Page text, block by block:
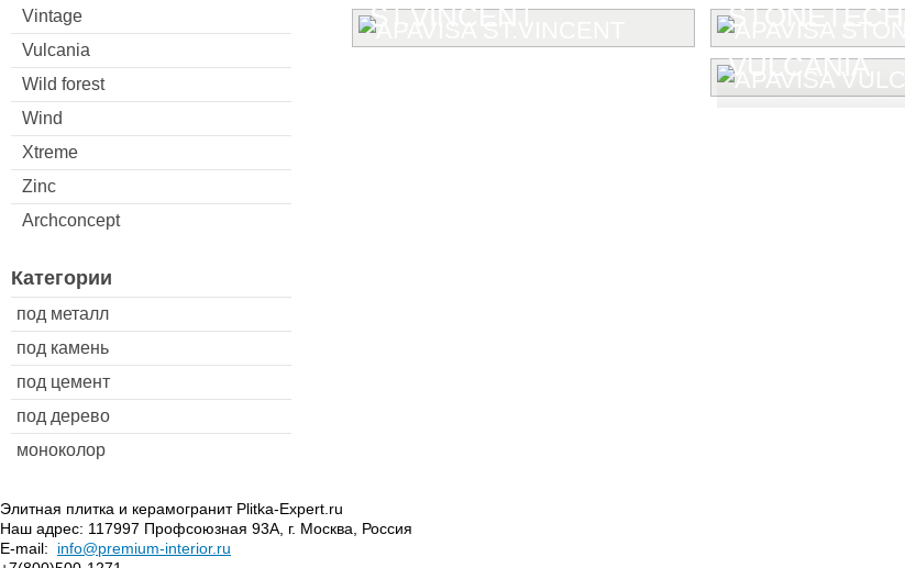
Vintage
Vulcania
Wild forest
Wind
Xtreme
Zinc
Archconcept
Категории
под металл
под камень
под цемент
под дерево
моноколор
ST.VINCENT
STONETECH
VULCANIA
Элитная плитка и керамогранит Plitka-Expert.ru
Наш адрес: 117997 Профсоюзная 93А г. Москва
Россия
E-mail:
info@premium-interior.ru